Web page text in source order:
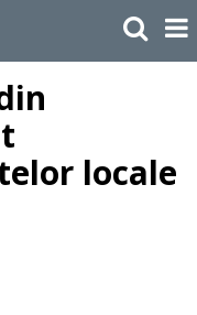
locale